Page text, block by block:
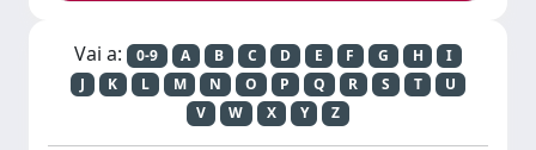
Vai a: 0-9 A B C D E F G H
I
J
K L M N O P Q R S T
U
V
W X Y Z